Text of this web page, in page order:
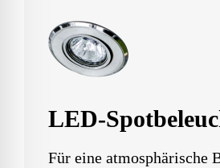
LED-
Für eine atmosphärische